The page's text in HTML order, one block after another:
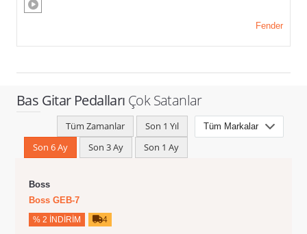
Fender
Bas Gitar Pedalları Çok Satanlar
Tüm Zamanlar
Son 1 Yıl
Son 6 Ay
Son 3 Ay Son 1 Ay
Boss
Boss GEB-7
% 2 İNDIRIM 4